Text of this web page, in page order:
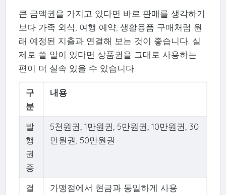
큰 금액권을 가지고 있다면 바로 판매를 생각하기
보다 가족 외식, 여행 예약, 생활용품 구매처럼 원
래 예정된 지출과 연결해 보는 것이 좋습니다. 실
제로 쓸 일이 있다면 상품권을 그대로 사용하는
편이 더 실속 있을 수 있습니다.
구
분
내용
발
행
권
종
5천원권, 1만원권, 5만원권, 10만원권, 30
만원권, 50만원권
결
가맹점에서 현금과 동일하게 사용